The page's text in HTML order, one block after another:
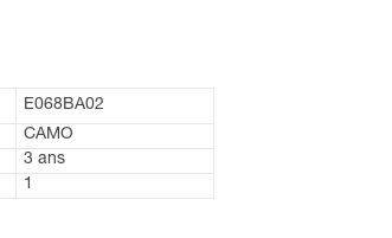
E068BA02
CAMO
3 ans
1